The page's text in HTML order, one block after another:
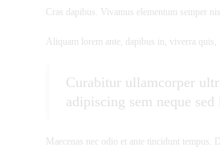
Cras dapibus. Vivamus elementum semper
Aliquam lorem ante, dapibus in, viverra
Curabitur ullamcorper
adipiscing sem neque
Maecenas nec odio et ante tincidunt